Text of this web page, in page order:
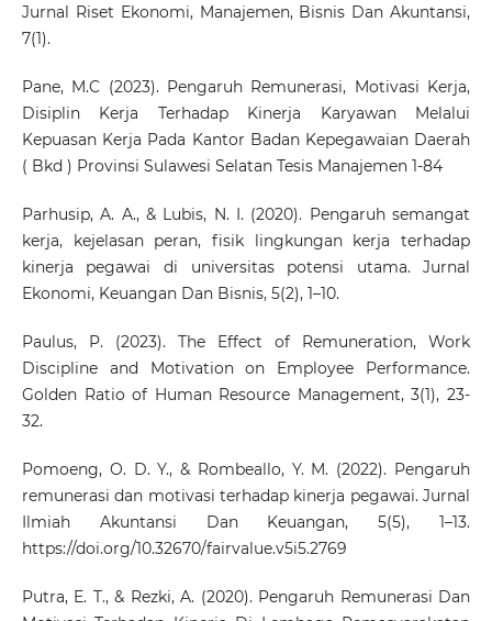
Jurnal Riset Ekonomi, Manajemen, Bisnis Dan Akuntansi,
7(1).
Pane, M.C (2023). Pengaruh Remunerasi, Motivasi Kerja,
Disiplin Kerja Terhadap Kinerja Karyawan Melalui
Kepuasan Kerja Pada Kantor Badan Kepegawaian Daerah
( Bkd ) Provinsi Sulawesi Selatan Tesis Manajemen 1-84
Parhusip, A. A., & Lubis, N. I. (2020). Pengaruh semangat
kerja, kejelasan peran, fisik lingkungan kerja terhadap
kinerja pegawai di universitas potensi utama. Jurnal
Ekonomi, Keuangan Dan Bisnis, 5(2), 1–10.
Paulus, P. (2023). The Effect of Remuneration, Work
Discipline and Motivation on Employee Performance.
Golden Ratio of Human Resource Management, 3(1), 23-
32.
Pomoeng, O. D. Y., & Rombeallo, Y. M. (2022). Pengaruh
remunerasi dan motivasi terhadap kinerja pegawai. Jurnal
Ilmiah Akuntansi Dan Keuangan, 5(5), 1–13.
https://doi.org/10.32670/fairvalue.v5i5.2769
Putra, E. T., & Rezki, A. (2020). Pengaruh Remunerasi Dan